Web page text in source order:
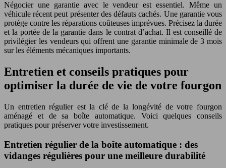
Négocier une garantie avec le vendeur est essentiel. Même un
véhicule récent peut présenter des défauts cachés. Une garantie vous
protège contre les réparations coûteuses imprévues. Précisez la durée
et la portée de la garantie dans le contrat d’achat. Il est conseillé de
privilégier les vendeurs qui offrent une garantie minimale de 3 mois
sur les éléments mécaniques importants.
Entretien et conseils pratiques pour
optimiser la durée de vie de votre fourgon
Un entretien régulier est la clé de la longévité de votre fourgon
aménagé et de sa boîte automatique. Voici quelques conseils
pratiques pour préserver votre investissement.
Entretien régulier de la boîte automatique : des
vidanges régulières pour une meilleure durabilité